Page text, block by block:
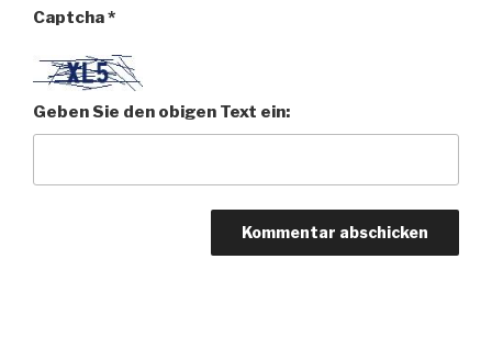
Captcha*
Geben Sie den obigen Text ein: